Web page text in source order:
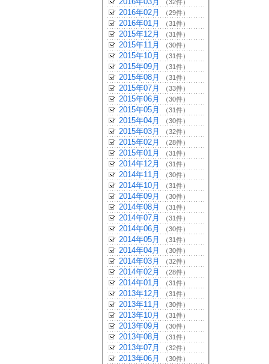
（32件）
2016年02月 （29件）
2016年01月 （31件）
2015年12月 （31件）
2015年11月 （30件）
2015年10月 （31件）
2015年09月 （31件）
2015年08月 （31件）
2015年07月 （33件）
2015年06月 （30件）
2015年05月 （31件）
2015年04月 （30件）
2015年03月 （32件）
2015年02月 （28件）
2015年01月 （31件）
2014年12月 （31件）
2014年11月 （30件）
2014年10月 （31件）
2014年09月 （30件）
2014年08月 （31件）
2014年07月 （31件）
2014年06月 （30件）
2014年05月 （31件）
2014年04月 （30件）
2014年03月 （32件）
2014年02月 （28件）
2014年01月 （31件）
2013年12月 （31件）
2013年11月 （30件）
2013年10月 （31件）
2013年09月 （30件）
2013年08月 （31件）
2013年07月 （32件）
2013年06月 （30件）